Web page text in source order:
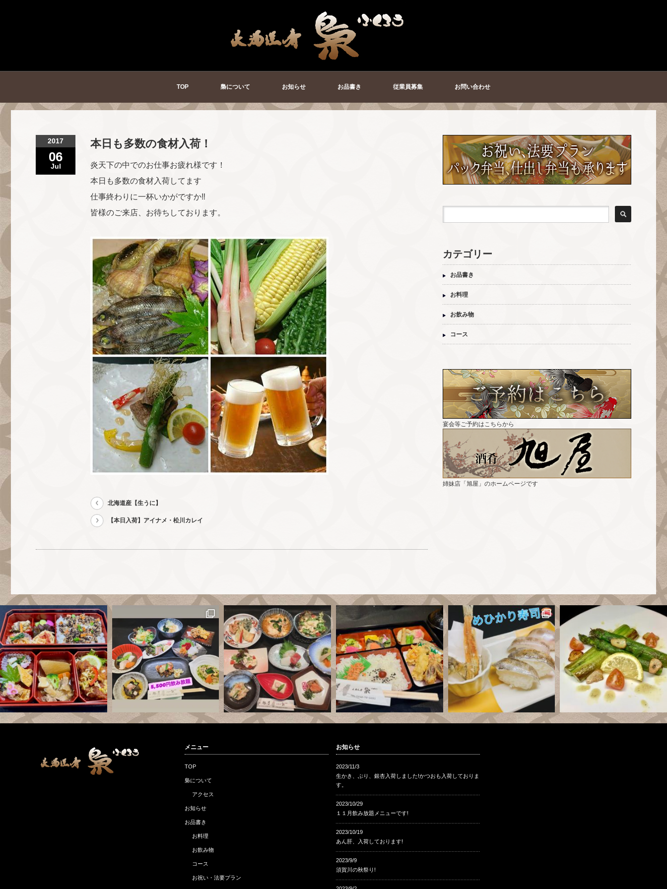
TOP 梟について お知らせ お品書き 従業員募集 お問い合わせ
2017
06
Jul
本日も多数の食材入荷！
炎天下の中でのお仕事お疲れ様です！
本日も多数の食材入荷してます
仕事終わりに一杯いかがですか‼
皆様のご来店、お待ちしております。
北海道産【生うに】
【本日入荷】アイナメ・松川カレイ
カテゴリー
お品書き
お料理
お飲み物
コース
宴会等ご予約はこちらから
姉妹店「旭屋」のホームページです
メニュー
TOP
梟について
アクセス
お知らせ
お品書き
お料理
お飲み物
コース
お祝い・法要プラン
お知らせ
2023/11/3
生かき、ぶり、銀杏入荷しました!かつおも入荷しておりま
す。
2023/10/29
１１月飲み放題メニューです!
2023/10/19
あん肝、入荷しております!
2023/9/9
須賀川の秋祭り!